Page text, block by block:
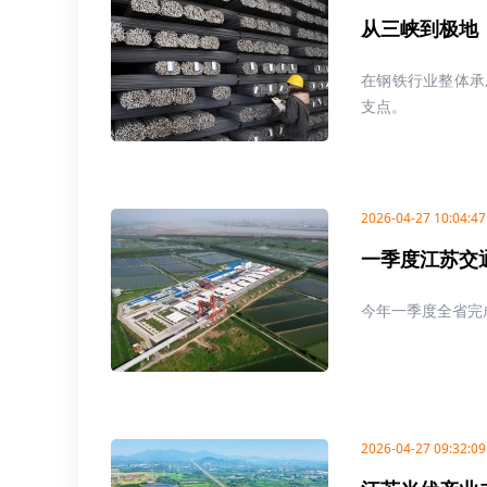
从三峡到极地
在钢铁行业整体
支点。
2026-04-27 10:04:47
一季度江苏交
今年一季度全省
2026-04-27 09:32:09